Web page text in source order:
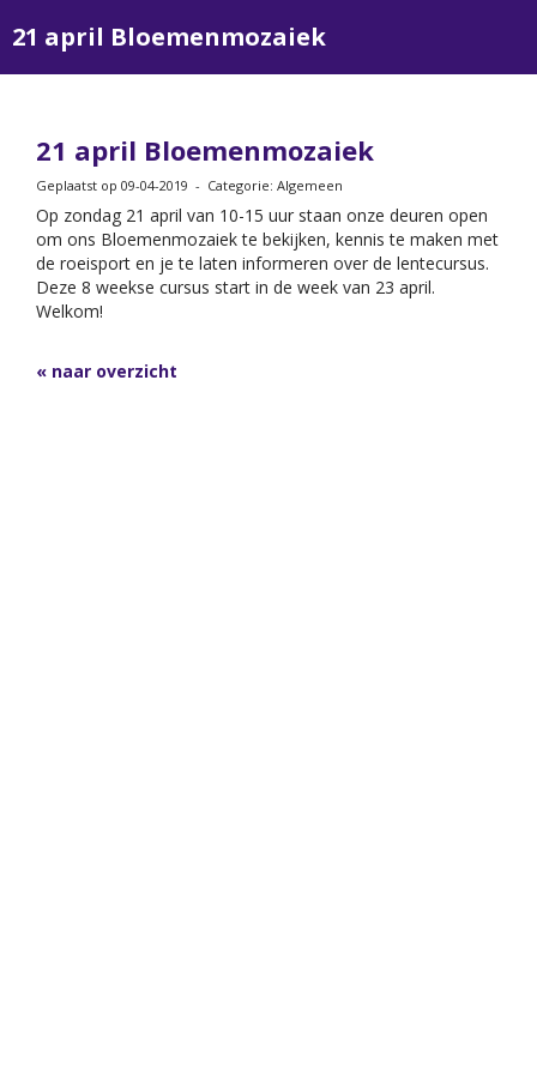
21 april Bloemenmozaiek
21 april Bloemenmozaiek
Geplaatst op 09-04-2019 - Categorie: Algemeen
Op zondag 21 april van 10-15 uur staan onze deuren open
om ons Bloemenmozaiek te bekijken, kennis te maken met
de roeisport en je te laten informeren over de lentecursus.
Deze 8 weekse cursus start in de week van 23 april.
Welkom!
« naar overzicht